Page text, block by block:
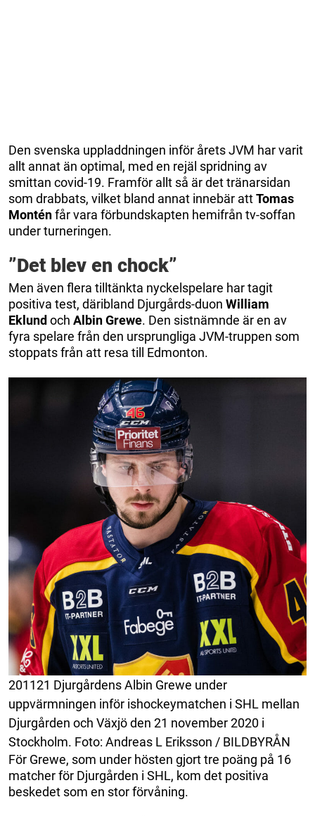
Den svenska uppladdningen inför årets JVM har varit
allt annat än optimal, med en rejäl spridning av
smittan covid-19. Framför allt så är det tränarsidan
som drabbats, vilket bland annat innebär attTomas
Monténfår vara förbundskapten hemifrån tv-soffan
under turneringen.
”Det blev en chock”
Men även flera tilltänkta nyckelspelare har tagit
positiva test, däribland Djurgårds-duon William
Eklund och AlbinGrewe. Den sistnämnde är en av
fyra spelare från den ursprungliga JVM-truppen som
stoppats från att resa till Edmonton.
201121 Djurgårdens Albin Grewe under
uppvärmningen inför ishockeymatchen i SHL mellan
Djurgården och Växjö den 21 november 2020 i
Stockholm. Foto: Andreas L Eriksson / BILDBYRÅN
För Grewe, som under hösten gjort tre poäng på 16
matcher för Djurgården i SHL, kom det positiva
beskedet som en stor förvåning.